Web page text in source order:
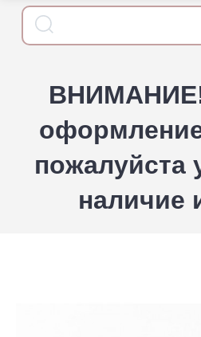
пожалуйста
наличие